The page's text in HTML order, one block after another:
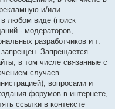
и/или
любом виде (поиск
- модераторов,
разработчиков и т.
запрещен. Запрещается
в том числе связанные с
случаев
вопросами и
форумов в интернете,
ссылки в контексте